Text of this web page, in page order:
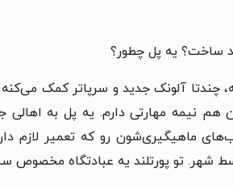
ساخت؟ یه پل چطور؟
چندتا آلونک جدید و سرپاتر کمک
هم نیمه مهارتی دارم. یه پل به
ماهیگیری‌شون رو که تعمیر لازم
شهر. تو پورتلند یه عبادتگاه مخصوص